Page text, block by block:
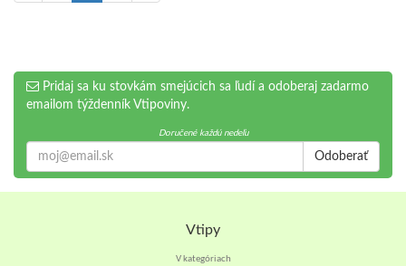
Pridaj sa ku stovkám smejúcich sa ľudí a odoberaj zadarmo
emailom týždenník Vtipoviny.
Doručené každú nedeľu
Odoberať
Vtipy
V kategóriach